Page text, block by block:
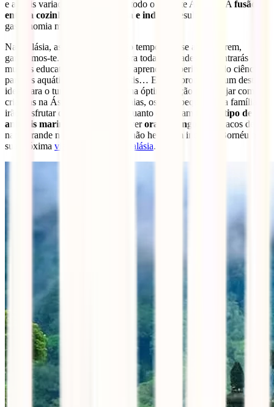
e a mais variada gastronomia de todo o Sudeste Asiático. A fusão
entre a cozinha malaia, chinesa e indiana
resulta numa
gastronomia muito diversificada.
Na Malásia, as crianças não terão tempo para se aborrecerem,
garantimos-te. Há actividades para todas as idades. Encontrarás
museus educativos onde poderás aprender experimentando ciência,
parques aquáticos, parques infantis… Estás à procura de um destino
ideal para o turismo familiar e uma óptima opção para viajar com
crianças na Ásia?. Nas ilhas malaias, os mais pequenos da família
irão desfrutar de
enquanto observam
todo o tipo de
animais marinhos
. Gostaria de verorangotangos
e macacos de
nariz grande na natureza? Então não hesite em incluir o Bornéu na
sua próxima viagem familiar à Malásia.